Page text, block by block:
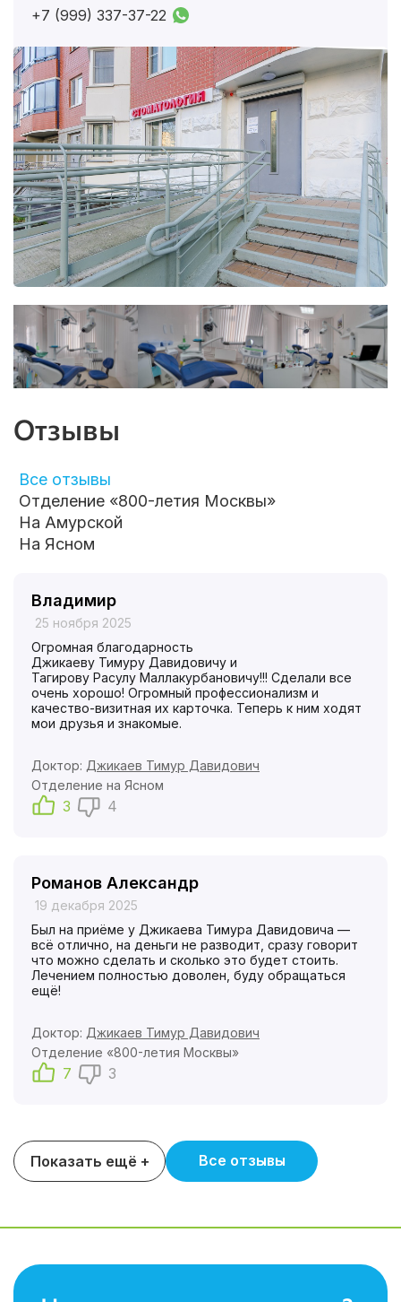
+7 (999) 337-37-22
Отзывы
Все отзывы
Отделение «800-летия Москвы»
На Амурской
На Ясном
Владимир
25 ноября 2025
Огромная благодарность
Джикаеву Тимуру Давидовичу и
Тагирову Расулу Маллакурбановичу!!! Сделали все
очень хорошо! Огромный профессионализм и
качество-визитная их карточка. Теперь к ним ходят
мои друзья и знакомые.
Доктор: Джикаев Тимур Давидович
Отделение на Ясном
3 4
Романов Александр
19 декабря 2025
Был на приёме у Джикаева Тимура Давидовича —
всё отлично, на деньги не разводит, сразу говорит
что можно сделать и сколько это будет стоить.
Лечением полностью доволен, буду обращаться
ещё!
Доктор: Джикаев Тимур Давидович
Отделение «800-летия Москвы»
7 3
Показать ещё + Все отзывы